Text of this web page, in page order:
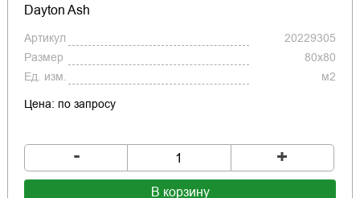
Dayton Ash
Артикул
20229305
Размер
80x80
Ед. изм.
м2
Цена: по запросу
- +
В корзину